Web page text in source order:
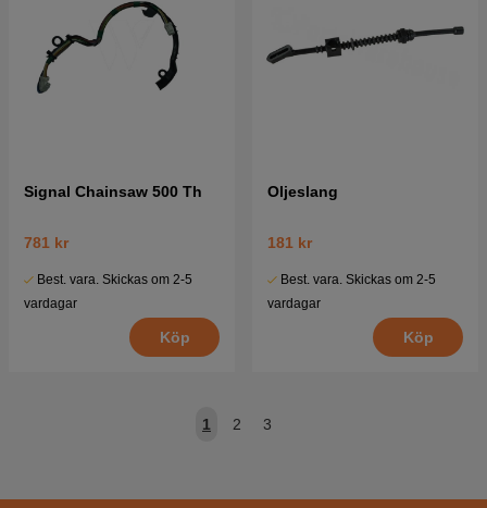
Signal Chainsaw 500 Th
781 kr
Best. vara. Skickas om 2-5
vardagar
Köp
Oljeslang
181 kr
Best. vara. Skickas om 2-5
vardagar
Köp
1 2 3